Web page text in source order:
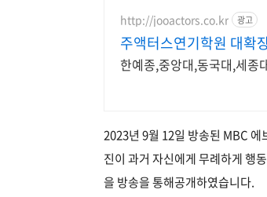
http://jooactors.co.kr 광고
주액터스연기학원 대확
한예종,중앙대,동국대,세종
2023년 9월 12일 방송된 MBC
진이 과거 자신에게 무례하게 행
을 방송을 통해공개하였습니다.